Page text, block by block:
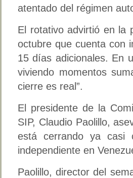
atentado del régimen
El rotativo advirtió en la
octubre que cuenta con
15 días adicionales. En
viviendo momentos
cierre es real”.
El presidente de la
SIP, Claudio Paolillo,
está cerrando ya casi
independiente en
Paolillo, director del